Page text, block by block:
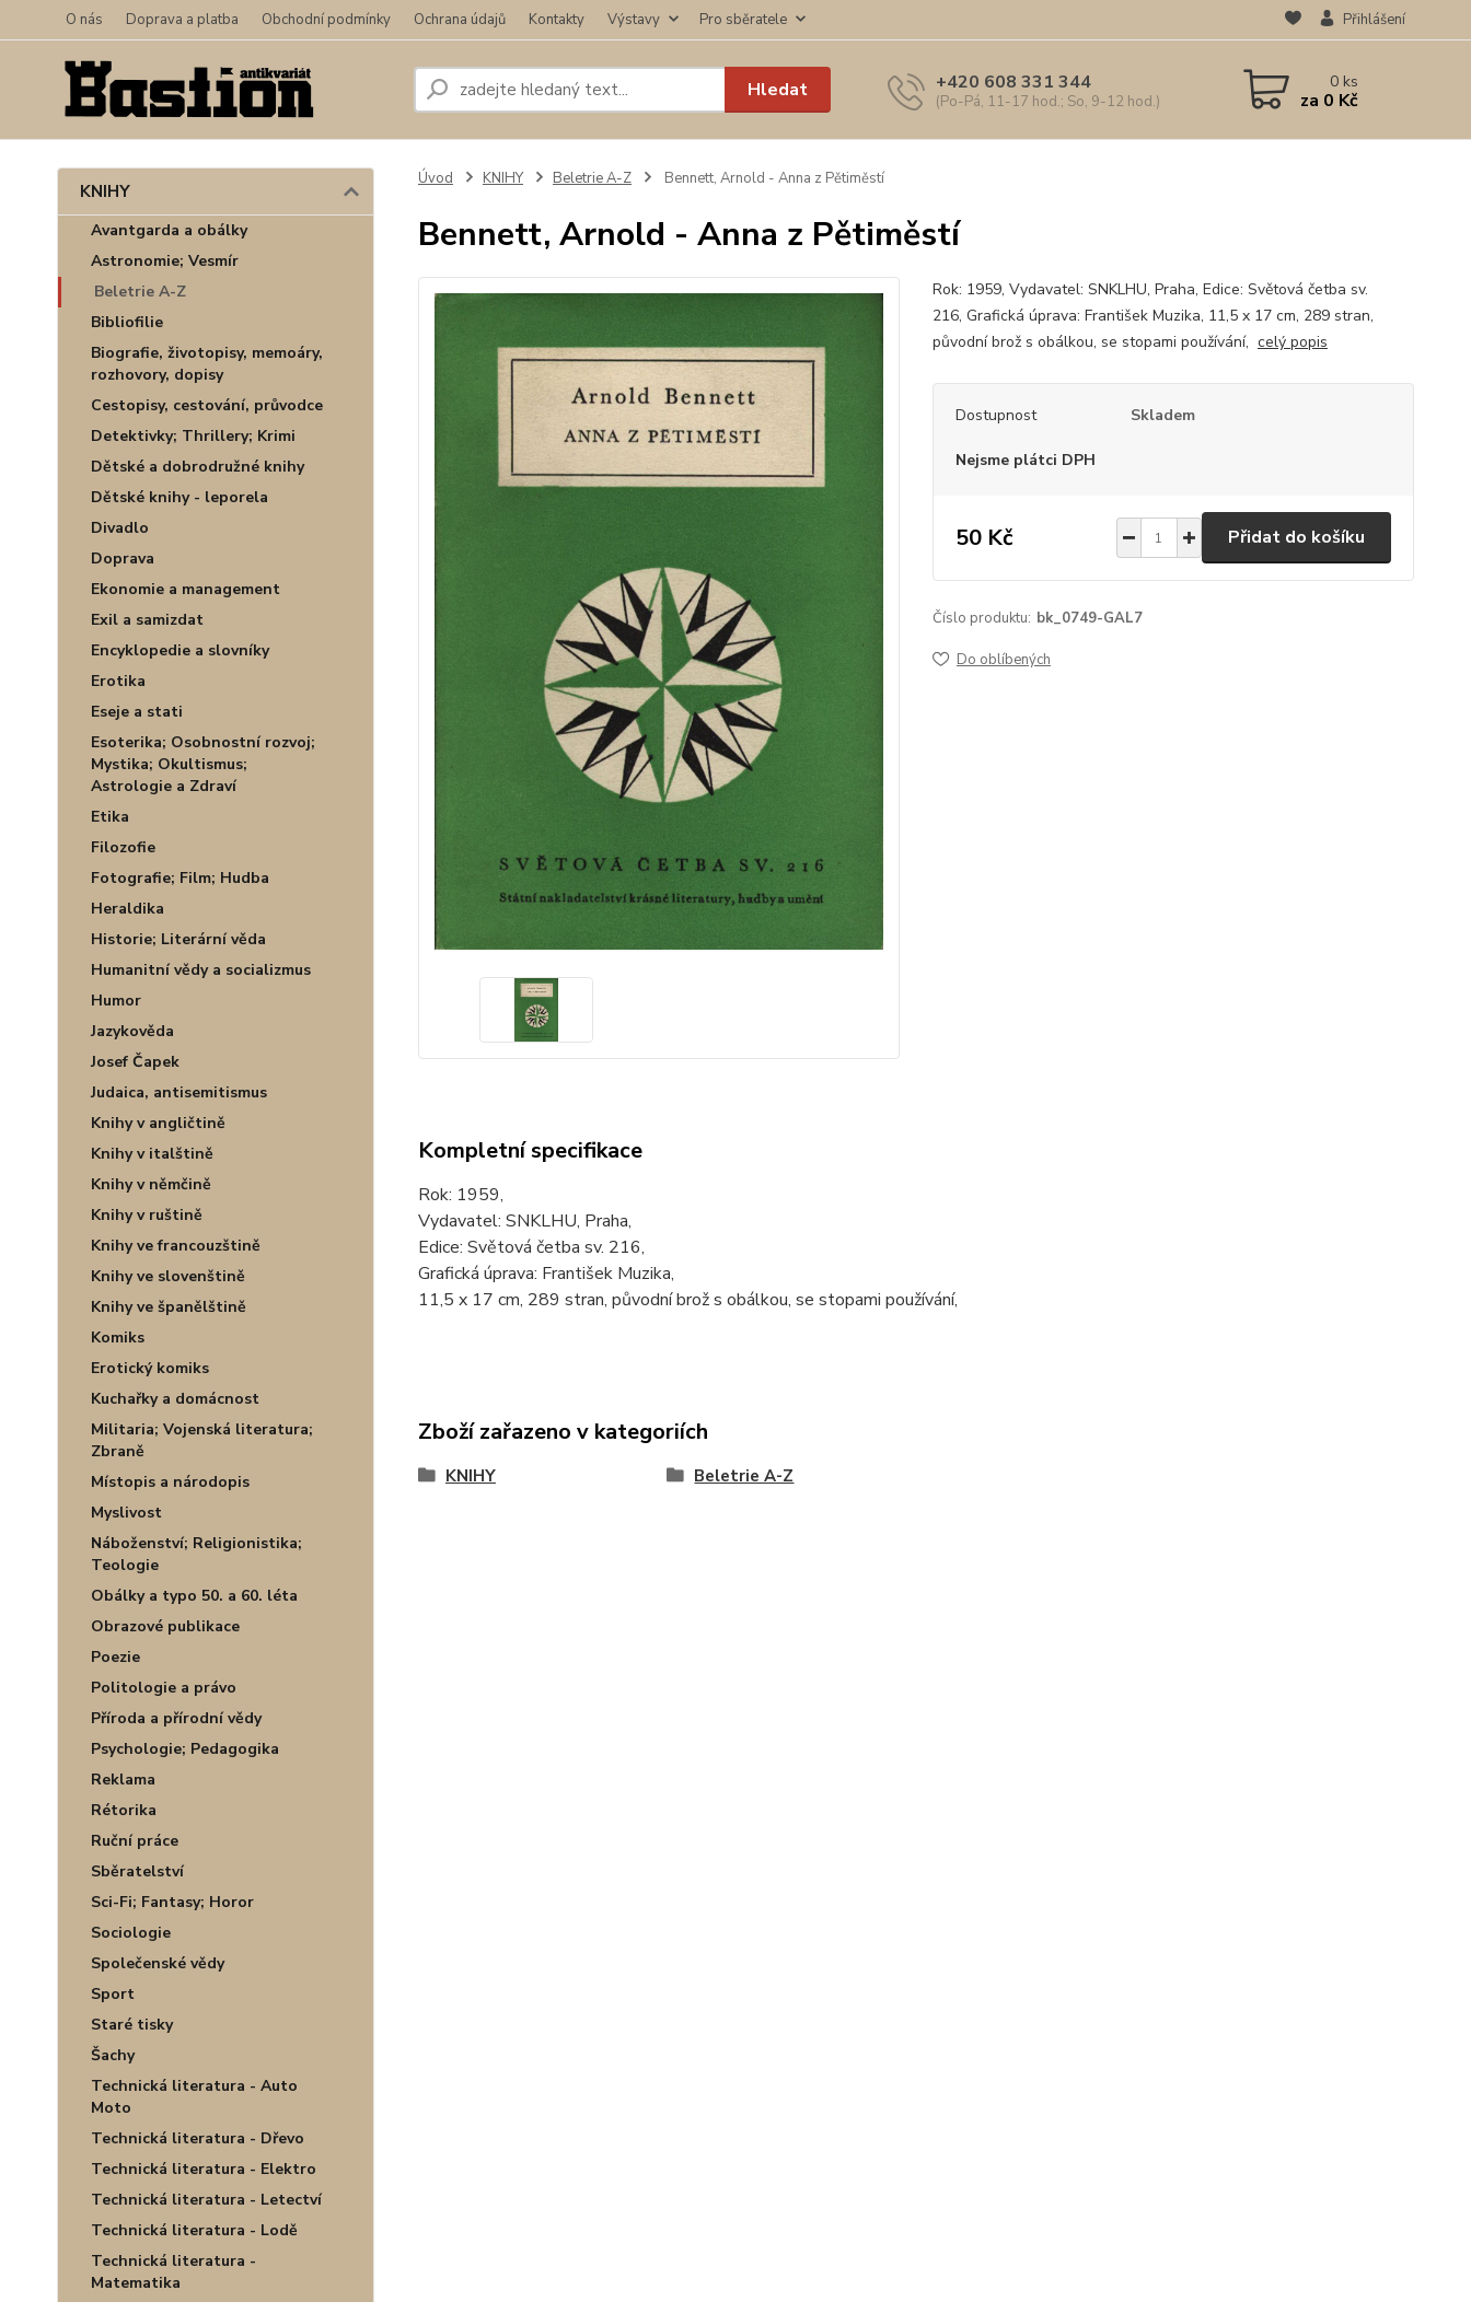
O nás Doprava a platba Obchodní podmínky Ochrana údajů Kontakty Výstavy Pro sběratele Přihlášení
Hledat +420 608 331 344
(Po-Pá, 11-17 hod.; So, 9-12 hod.)
0ks
za 0 Kč
KNIHY
Avantgarda a obálky
Astronomie; Vesmír
Beletrie A-Z
Bibliofilie
Biografie, životopisy, memoáry,
rozhovory, dopisy
Cestopisy, cestování, průvodce
Detektivky; Thrillery; Krimi
Dětské a dobrodružné knihy
Dětské knihy - leporela
Divadlo
Doprava
Ekonomie a management
Exil a samizdat
Encyklopedie a slovníky
Erotika
Eseje a stati
Esoterika; Osobnostní rozvoj;
Mystika; Okultismus;
Astrologie a Zdraví
Etika
Filozofie
Fotografie; Film; Hudba
Heraldika
Historie; Literární věda
Humanitní vědy a socializmus
Humor
Jazykověda
Josef Čapek
Judaica, antisemitismus
Knihy v angličtině
Knihy v italštině
Knihy v němčině
Knihy v ruštině
Knihy ve francouzštině
Knihy ve slovenštině
Knihy ve španělštině
Komiks
Erotický komiks
Kuchařky a domácnost
Militaria; Vojenská literatura;
Zbraně
Místopis a národopis
Myslivost
Náboženství; Religionistika;
Teologie
Obálky a typo 50. a 60. léta
Obrazové publikace
Poezie
Politologie a právo
Příroda a přírodní vědy
Psychologie; Pedagogika
Reklama
Rétorika
Ruční práce
Sběratelství
Sci-Fi; Fantasy; Horor
Sociologie
Společenské vědy
Sport
Staré tisky
Šachy
Technická literatura - Auto
Moto
Technická literatura - Dřevo
Technická literatura - Elektro
Technická literatura - Letectví
Technická literatura - Lodě
Technická literatura -
Matematika
Úvod KNIHY Beletrie A-Z Bennett, Arnold - Anna z Pětiměstí
Bennett, Arnold - Anna z Pětiměstí
Rok: 1959, Vydavatel: SNKLHU, Praha, Edice: Světová četba sv.
216, Grafická úprava: František Muzika, 11,5 x 17 cm, 289 stran,
původní brož s obálkou, se stopami používání, celý popis
Dostupnost Skladem
Nejsme plátci DPH
50 Kč Přidat do košíku
Číslo produktu: bk_0749-GAL7
Do oblíbených
Kompletní specifikace
Rok: 1959,
Vydavatel: SNKLHU, Praha,
Edice: Světová četba sv. 216,
Grafická úprava: František Muzika,
11,5 x 17 cm, 289 stran, původní brož s obálkou, se stopami používání,
Zboží zařazeno v kategoriích
KNIHY Beletrie A-Z